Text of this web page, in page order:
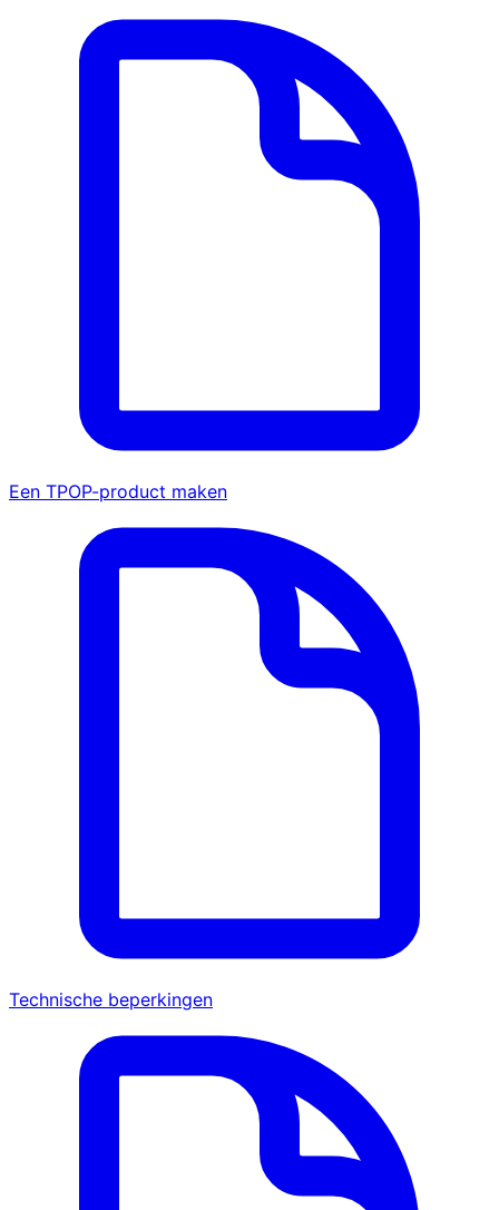
Een TPOP-product maken
Technische beperkingen